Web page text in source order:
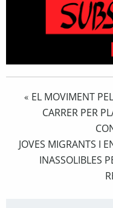
« EL MOVIMENT
CARRER PER
JOVES MIGRANTS I
INASSOLIBLES